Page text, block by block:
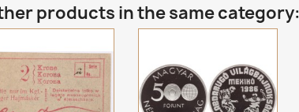
products in the same category: